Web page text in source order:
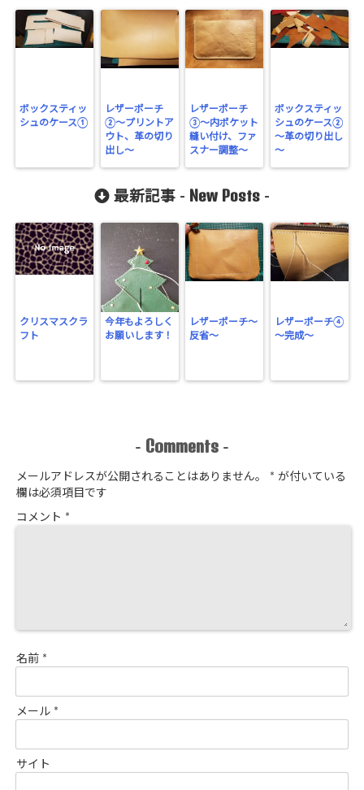
ボックスティッ
シュのケース①
レザーポーチ
②〜プリントア
ウト、革の切り
出し〜
レザーポーチ
③〜内ポケット
縫い付け、ファ
スナー調整〜
ボックスティッ
シュのケース②
～革の切り出し
～
最新記事 - New Posts -
クリスマスクラ
フト
今年もよろしく
お願いします！
レザーポーチ～
反省～
レザーポーチ④
～完成～
- Comments -
メールアドレスが公開されることはありません。 * が付いている
欄は必須項目です
コメント *
名前 *
メール *
サイト